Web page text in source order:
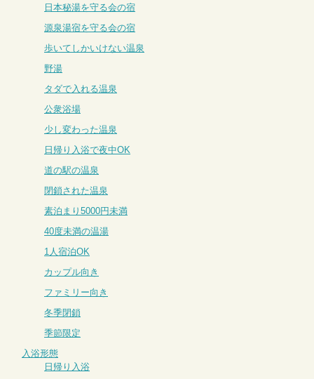
日本秘湯を守る会の宿
源泉湯宿を守る会の宿
歩いてしかいけない温泉
野湯
タダで入れる温泉
公衆浴場
少し変わった温泉
日帰り入浴で夜中OK
道の駅の温泉
閉鎖された温泉
素泊まり5000円未満
40度未満の温湯
1人宿泊OK
カップル向き
ファミリー向き
冬季閉鎖
季節限定
入浴形態
日帰り入浴